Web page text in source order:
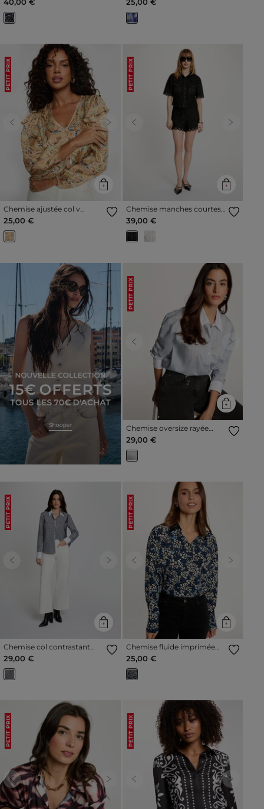
PETIT PRIX
Previous Next
Chemise ajustée col v
multicolore femme
25,00 €
PETIT PRIX
Previous Next
Chemise manches courtes
noir femme
39,00 €
PETIT PRIX
Previous Next
Chemise oversize rayée
multicolore femme
29,00 €
PETIT PRIX
Previous Next
Chemise col contrastant
multicolore femme
29,00 €
PETIT PRIX
Previous Next
Chemise fluide imprimée
multicolore femme
25,00 €
PETIT PRIX
Previous Next
PETIT PRIX
Previous Next